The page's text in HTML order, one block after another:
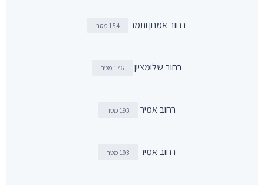
רחוב אמנון ותמר 154 מטר
רחוב שלומציון 176 מטר
רחוב אמיר 193 מטר
רחוב אמיר 193 מטר